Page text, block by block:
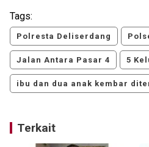
Tags:
Polresta Deliserdang
Jalan Antara Pasar 4 5
ibu dan dua anak kembar
Terkait